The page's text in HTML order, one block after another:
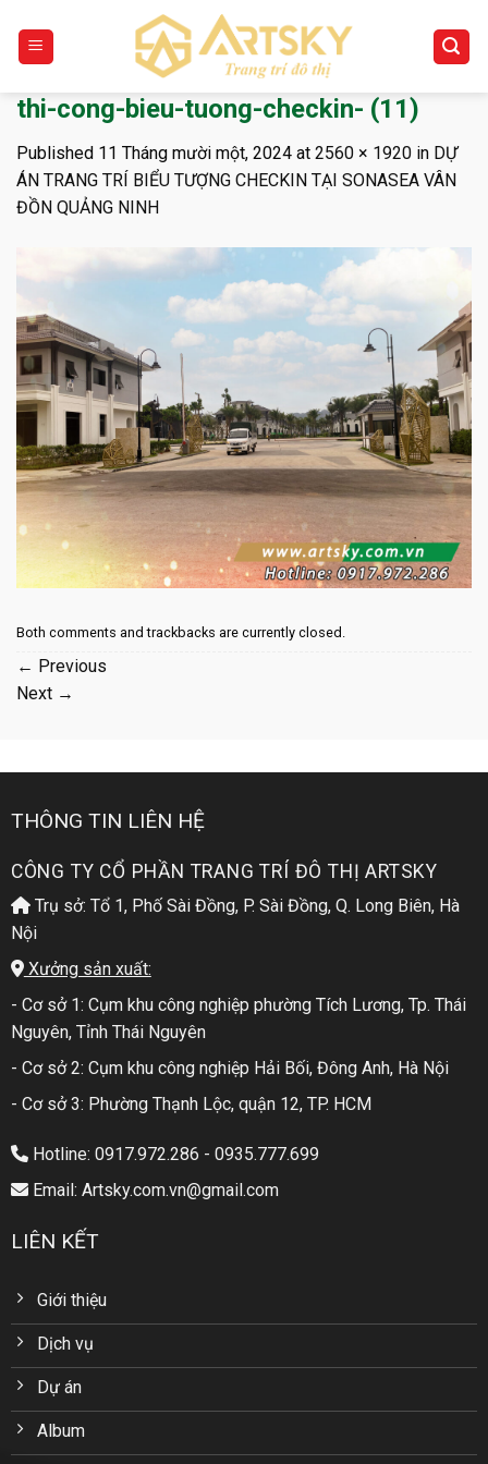
content
thi-cong-bieu-tuong-checkin- (11)
Published 11 Tháng mười một, 2024 at 2560 × 1920 in DỰ
ÁN TRANG TRÍ BIỂU TƯỢNG CHECKIN TẠI SONASEA VÂN
ĐỒN QUẢNG NINH
Both comments and trackbacks are currently closed.
← Previous
Next →
THÔNG TIN LIÊN HỆ
CÔNG TY CỔ PHẦN TRANG TRÍ ĐÔ THỊ ARTSKY
Trụ sở: Tổ 1, Phố Sài Đồng, P. Sài Đồng, Q. Long Biên, Hà
Nội
Xưởng sản xuất:
- Cơ sở 1: Cụm khu công nghiệp phường Tích Lương, Tp. Thái
Nguyên, Tỉnh Thái Nguyên
- Cơ sở 2: Cụm khu công nghiệp Hải Bối, Đông Anh, Hà Nội
- Cơ sở 3: Phường Thạnh Lộc, quận 12, TP. HCM
Hotline: 0917.972.286 - 0935.777.699
Email: Artsky.com.vn@gmail.com
LIÊN KẾT
Giới thiệu
Dịch vụ
Dự án
Album